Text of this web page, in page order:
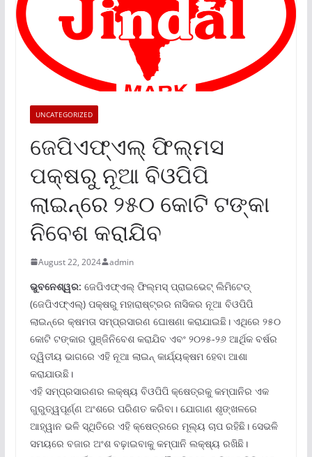
UNCATEGORIZED
ଜେପିଏଫ୍‌ଏଲ୍ ଫିଲ୍ମସ
ପକ୍ଷରୁ ନୂଆ ବିଓପିପି
ଲାଇନ୍‌ରେ ୨୫୦ କୋଟି ଟଙ୍କା
ନିବେଶ କରାଯିବ
August 22, 2024 admin
ଭୁବନେଶ୍ୱର: ଜେପିଏଫ୍‌ଏଲ୍ ଫିଲ୍ମସ୍ ପ୍ରାଇଭେଟ୍ ଲିମିଟେଡ୍
(ଜେପିଏଫ୍‌ଏଲ୍‌) ପକ୍ଷରୁ ମହାରାଷ୍ଟ୍ରର ନାସିକର ନୂଆ ବିଓପିପି
ଲାଇନ୍‌ରେ କ୍ଷମତା ସମ୍ପ୍ରସାରଣ ଘୋଷଣା କରାଯାଇଛି। ଏଥିରେ ୨୫୦
କୋଟି ଟଙ୍କାର ପୁଞ୍ଜିନିବେଶ କରାଯିବ ଏବଂ ୨୦୨୫-୨୬ ଆର୍ଥିକ ବର୍ଷର
ଦ୍ୱିତୀୟ ଭାଗରେ ଏହି ନୂଆ ଲାଇନ୍ କାର୍ଯ୍ୟକ୍ଷମ ହେବା ଆଶା
କରାଯାଉଛି।
ଏହି ସମ୍ପ୍ରସାରଣର ଲକ୍ଷ୍ୟ ବିଓପିପି କ୍ଷେତ୍ରକୁ କମ୍ପାନିର ଏକ
ଗୁରୁତ୍ୱପୂର୍ଣ୍ଣ ଅଂଶରେ ପରିଣତ କରିବା। ଯୋଗାଣ ଶୃଙ୍ଖଳରେ
ଆହ୍ୱାନ ଭଳି ସ୍ଥିତିରେ ଏହି କ୍ଷେତ୍ରରେ ମୂଲ୍ୟ ଚାପ ରହିଛି। ସେଭଳି
ସମୟରେ ବଜାର ଅଂଶ ବଢ଼ାଇବାକୁ କମ୍ପାନି ଲକ୍ଷ୍ୟ ରଖିଛି।